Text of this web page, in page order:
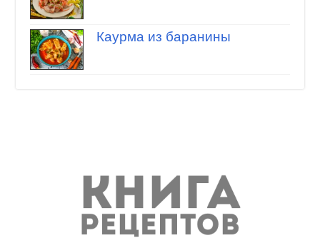
Каурма из баранины